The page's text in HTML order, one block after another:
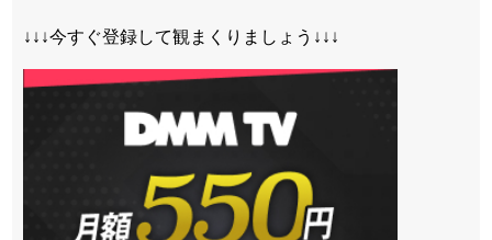
↓↓↓今すぐ登録して観まくりましょう↓↓↓